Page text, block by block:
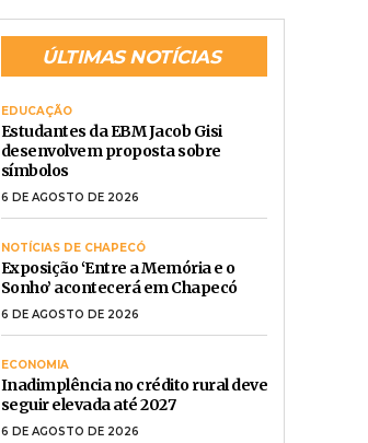
ÚLTIMAS NOTÍCIAS
EDUCAÇÃO
Estudantes da EBM Jacob Gisi
desenvolvem proposta sobre
símbolos
6 DE AGOSTO DE 2026
NOTÍCIAS DE CHAPECÓ
Exposição ‘Entre a Memória e o
Sonho’ acontecerá em Chapecó
6 DE AGOSTO DE 2026
ECONOMIA
Inadimplência no crédito rural deve
seguir elevada até 2027
6 DE AGOSTO DE 2026